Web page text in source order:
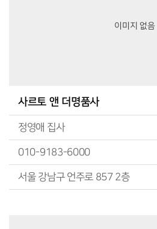
이미지 없음
사르토 앤 더명품사
정영애 집사
010-9183-6000
서울 강남구 언주로 857 2층